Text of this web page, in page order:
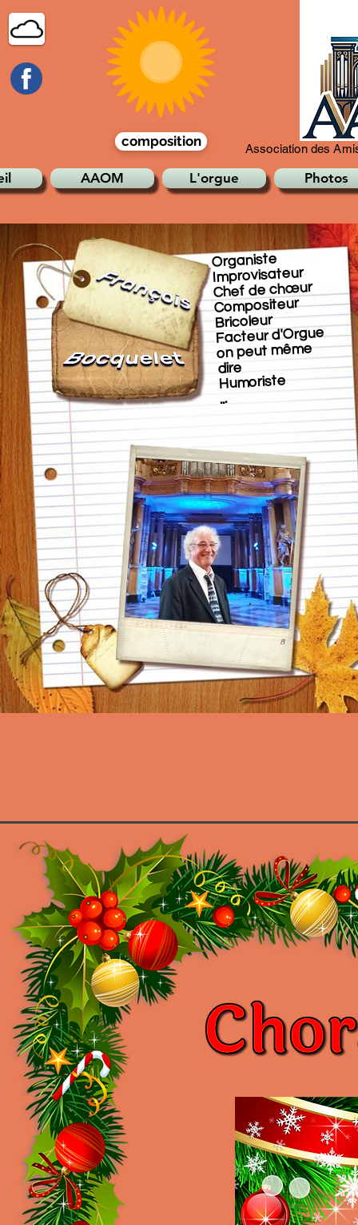
composition Association des
AAOM L'orgue Photos
Organiste
Improvisateur
Chef de chœur
Compositeur
Bricoleur
Facteur d'Orgue
on peut même
dire
Humoriste
...